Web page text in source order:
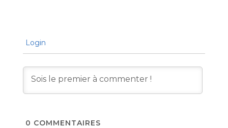
Login
0 COMMENTAIRES